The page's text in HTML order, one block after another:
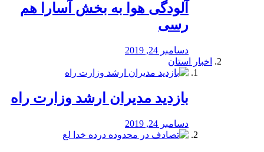
آلودگی هوا به بخش آسارا هم
رسی
دسامبر 24, 2019
اخبار استان
بازدید مدیران ارشد وزارت راه
دسامبر 24, 2019